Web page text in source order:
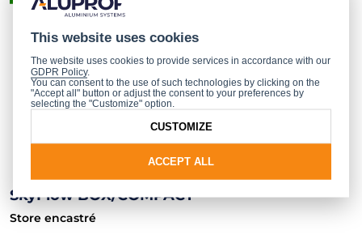
SkyFlow BOX/COMPACT
Store encastré
This website uses cookies
The website uses cookies to provide services in accordance with our
GDPR Policy.
You can consent to the use of such technologies by clicking on the
"Accept all" button or adjust the consent to your preferences by
selecting the "Customize" option.
ACCEPT ALL
CUSTOMIZE